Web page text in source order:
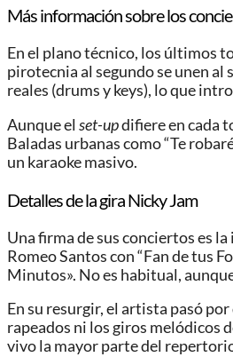
Más información sobre los
En el plano técnico, los últimos
pirotecnia al segundo se unen al
reales (drums y keys), lo que
Aunque el set-updifiere en cada
Baladas urbanas como “Te
un karaoke masivo.
Detalles de la gira Nicky Jam
Una firma de sus conciertos es
Romeo Santos con “Fan de tus
Minutos». No es habitual,
En su resurgir, el artista pasó
rapeados ni los giros melódicos
vivo la mayor parte del